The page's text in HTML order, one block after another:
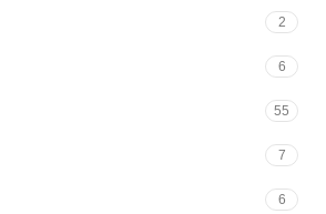
2
6
55
7
6